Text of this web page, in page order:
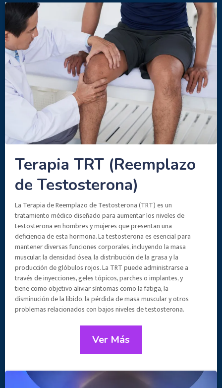
Terapia TRT (Reemplazo
de Testosterona)
La Terapia de Reemplazo de Testosterona (TRT) es un
tratamiento médico diseñado para aumentar los niveles de
testosterona en hombres y mujeres que presentan una
deficiencia de esta hormona. La testosterona es esencial para
mantener diversas funciones corporales, incluyendo la masa
muscular, la densidad ósea, la distribución de la grasa y la
producción de glóbulos rojos. La TRT puede administrarse a
través de inyecciones, geles tópicos, parches o implantes, y
tiene como objetivo aliviar síntomas como la fatiga, la
disminución de la libido, la pérdida de masa muscular y otros
problemas relacionados con bajos niveles de testosterona.
Ver Más